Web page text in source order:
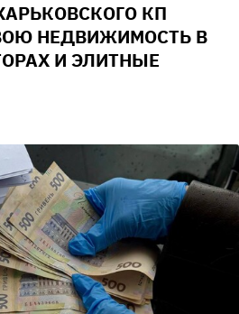
КП
НЕДВИЖИМОСТЬ В
И ЭЛИТНЫЕ